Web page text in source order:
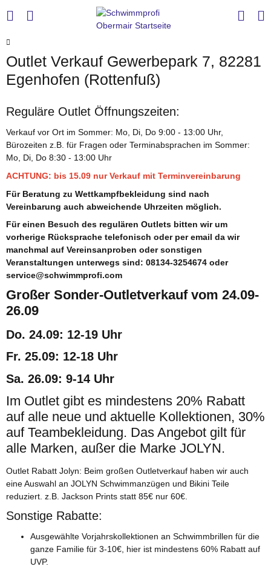
Outlet Verkauf Gewerbepark 7, 82281
Egenhofen (Rottenfuß)
Reguläre Outlet Öffnungszeiten:
Verkauf vor Ort im Sommer: Mo, Di, Do 9:00 - 13:00 Uhr,
Bürozeiten z.B. für Fragen oder Terminabsprachen im Sommer:
Mo, Di, Do 8:30 - 13:00 Uhr
ACHTUNG: bis 15.09 nur Verkauf mit Terminvereinbarung
Für Beratung zu Wettkampfbekleidung sind nach
Vereinbarung auch abweichende Uhrzeiten möglich.
Für einen Besuch des regulären Outlets bitten wir um
vorherige Rücksprache telefonisch oder per email da wir
manchmal auf Vereinsanproben oder sonstigen
Veranstaltungen unterwegs sind: 08134-3254674 oder
service@schwimmprofi.com
Großer Sonder-Outletverkauf vom 24.09-
26.09
Do. 24.09: 12-19 Uhr
Fr. 25.09: 12-18 Uhr
Sa. 26.09: 9-14 Uhr
Im Outlet gibt es mindestens 20% Rabatt
auf alle neue und aktuelle Kollektionen, 30%
auf Teambekleidung. Das Angebot gilt für
alle Marken, außer die Marke JOLYN.
Outlet Rabatt Jolyn: Beim großen Outletverkauf haben wir auch
eine Auswahl an JOLYN Schwimmanzügen und Bikini Teile
reduziert. z.B. Jackson Prints statt 85€ nur 60€.
Sonstige Rabatte:
Ausgewählte Vorjahrskollektionen an Schwimmbrillen für die
ganze Familie für 3-10€, hier ist mindestens 60% Rabatt auf
UVP.